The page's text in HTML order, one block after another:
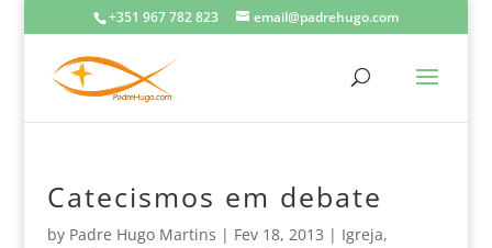
+351 967 782 823 email@padrehugo.com
Catecismos em debate
by Padre Hugo Martins | Fev 18, 2013 | Igreja,